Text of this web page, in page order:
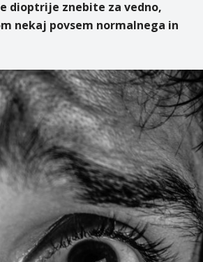
dioptrije znebite za vedno,
nekaj povsem normalnega in